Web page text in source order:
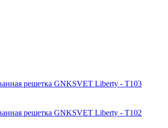
решетка GNKSVET Liberty - T103
решетка GNKSVET Liberty - T102